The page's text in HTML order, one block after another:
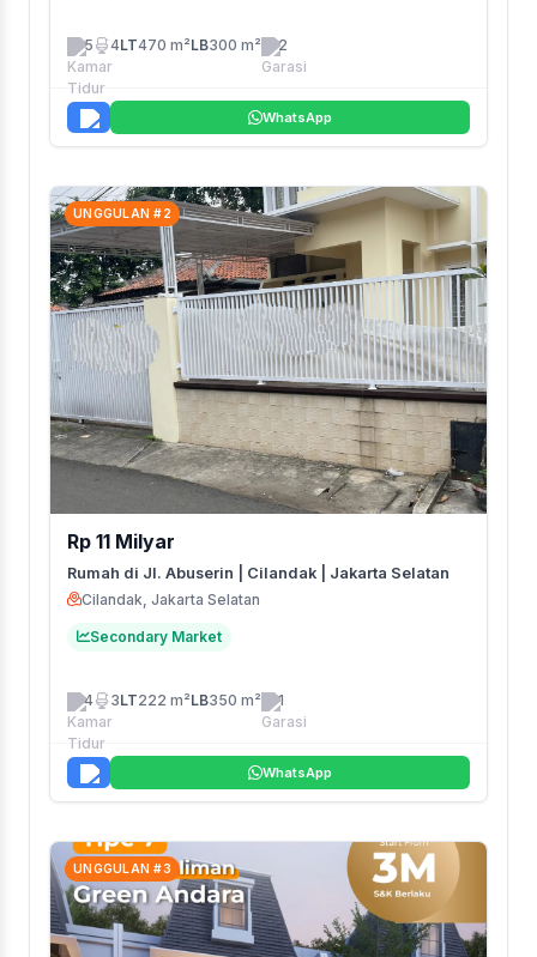
5 4LT470 m²LB300 m² 2
WhatsApp
UNGGULAN #2
Rp 11 Milyar
Rumah di Jl. Abuserin | Cilandak | Jakarta Selatan
Cilandak, Jakarta Selatan
Secondary Market
4 3LT222 m²LB350 m² 1
WhatsApp
UNGGULAN #3